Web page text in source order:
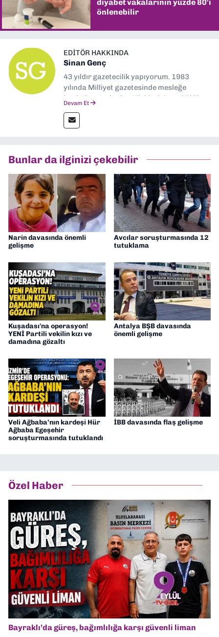
diyabet vakalarının yüzde 80'i
önlenebilir
EDITÖR HAKKINDA
Sinan Genç
43 yıldır gazetecilik yapıyorum. 1983
yılında Milliyet gazetesinde mesleğe
başladım. Ardından Türkiye’nin en köklü
muhabir, editör, müdür yardımcısı ve spor
müdürü olarak görev yaptım. Ayrıca Yeni
Gazetesi'nde editörlük yapıyorum
Devam Et
Bunlar da ilginizi çekebilir
Narin davasında önemli
gelişme
Avcılar soruşturmasında 12
tutuklama
Kuşadası'na operasyon!
YENİ Partili vekilin kızı ve
damadına gözaltı
Antalya BŞB davasında
önemli gelişme
Veli Ağbaba’nın kardeşi Hür
Ağbaba Egeşehir
soruşturmasında tutuklandı
İBB davasında flaş gelişme
Özel Haber
Bayraklı’da güreş, bağımlılığa karşı güvenli liman